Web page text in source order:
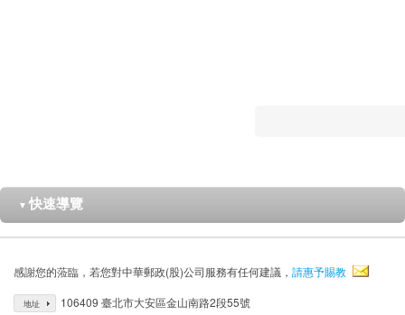
▼ 快速導覽
感謝您的蒞臨，若您對中華郵政(股)公司服務有任何建議， 請惠予賜教
地址 106409 臺北市大安區金山南路2段55號